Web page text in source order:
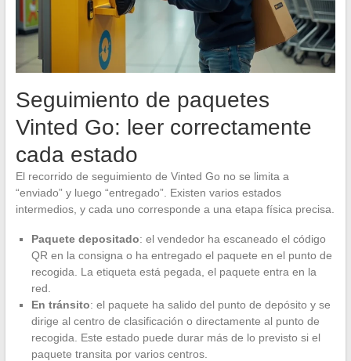
Seguimiento de paquetes
Vinted Go: leer correctamente
cada estado
El recorrido de seguimiento de Vinted Go no se limita a
“enviado” y luego “entregado”. Existen varios estados
intermedios, y cada uno corresponde a una etapa física precisa.
Paquete depositado: el vendedor ha escaneado el código
QR en la consigna o ha entregado el paquete en el punto de
recogida. La etiqueta está pegada, el paquete entra en la
red.
En tránsito: el paquete ha salido del punto de depósito y se
dirige al centro de clasificación o directamente al punto de
recogida. Este estado puede durar más de lo previsto si el
paquete transita por varios centros.